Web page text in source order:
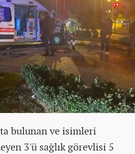
bulunan ve isimleri
3'ü sağlık görevlisi 5